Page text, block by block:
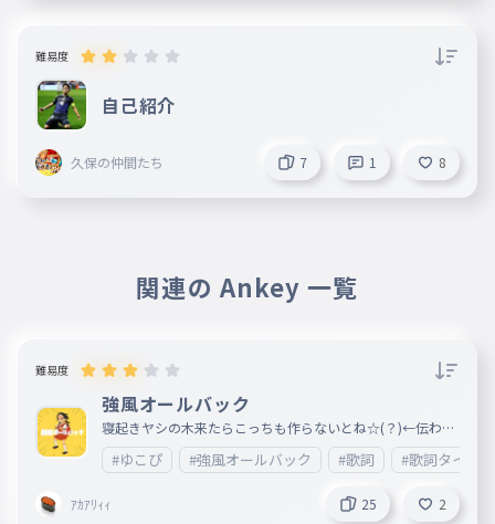
ハンク
044 パール
パール
045 ラリー＆ローリー
ミナ
048
ナジア
049 グローウィニ
グローウィニ
ジジ
ジジ
難易度
自己紹介
久保の仲間たち 7 1 8
関連の Ankey 一覧
難易度
強風オールバック
寝起きヤシの木来たらこっちも作らないとね☆(？)←伝わっ
てくれ!!!!!!!!!!!!
#ゆこぴ #強風オールバック #歌詞 #歌詞タイピ
ｱｶｱﾘｨｨ 25 2